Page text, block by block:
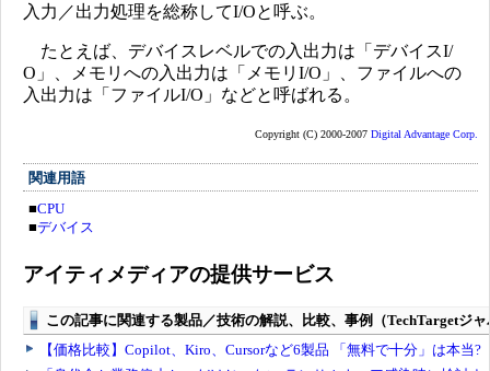
入力／出力処理を総称してI/Oと呼ぶ。
たとえば、デバイスレベルでの入出力は「デバイスI/
O」、メモリへの入出力は「メモリI/O」、ファイルへの
入出力は「ファイルI/O」などと呼ばれる。
Copyright (C) 2000-2007 Digital Advantage Corp.
関連用語
■CPU
■デバイス
アイティメディアの提供サービス